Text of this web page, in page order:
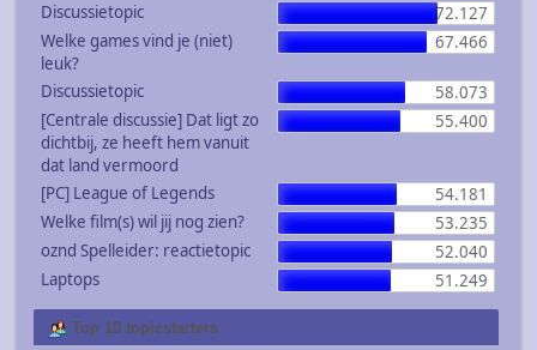
Discussietopic
72.127
Welke games vind je (niet)
leuk?
67.466
Discussietopic
58.073
[Centrale discussie] Dat ligt zo
dichtbij, ze heeft hem vanuit
dat land vermoord
55.400
[PC] League of Legends
54.181
Welke film(s) wil jij nog zien?
53.235
oznd Spelleider: reactietopic
52.040
Laptops
51.249
Top 10 topicstarters